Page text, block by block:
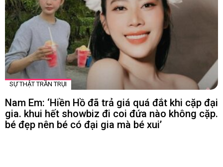
SỰ THẬT TRẦN TRỤI
Nam Em: ‘Hiền Hồ đã trả giá quá đắt khi cặp đại
gia. khui hết showbiz đi coi đứa nào không cặp.
bé đẹp nên bé có đại gia mà bé xui’